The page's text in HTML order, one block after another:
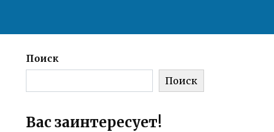
Поиск
Поиск
Вас заинтересует!